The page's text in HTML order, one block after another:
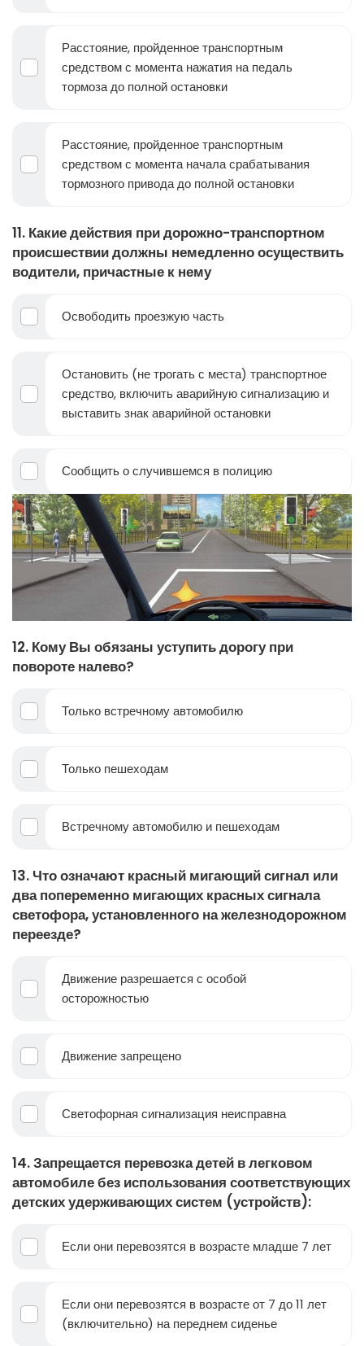
Расстояние, пройденное транспортным
средством с момента нажатия на педаль
тормоза до полной остановки
Расстояние, пройденное транспортным
средством с момента начала срабатывания
тормозного привода до полной остановки
11. Какие действия при дорожно-транспортном
происшествии должны немедленно осуществить
водители, причастные к нему
Освободить проезжую часть
Остановить (не трогать с места) транспортное
средство, включить аварийную сигнализацию и
выставить знак аварийной остановки
Сообщить о случившемся в полицию
12. Кому Вы обязаны уступить дорогу при
повороте налево?
Только встречному автомобилю
Только пешеходам
Встречному автомобилю и пешеходам
13. Что означают красный мигающий сигнал или
два попеременно мигающих красных сигнала
светофора, установленного на железнодорожном
переезде?
Движение разрешается с особой
осторожностью
Движение запрещено
Светофорная сигнализация неисправна
14. Запрещается перевозка детей в легковом
автомобиле без использования соответствующих
детских удерживающих систем (устройств):
Если они перевозятся в возрасте младше 7 лет
Если они перевозятся в возрасте от 7 до 11 лет
(включительно) на переднем сиденье